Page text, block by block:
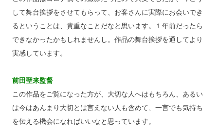
して舞台挨拶をさせてもらって、お客さんに実際にお会いでき
るということは、貴重なことだなと思います。１年前だったら
できなかったかもしれませんし。作品の舞台挨拶を通してより
実感しています。
前田聖来監督
この作品をご覧になった方が、大切な人へはもちろん、あるい
は今はあんまり大切とは言えない人も含めて、一言でも気持ち
を伝える機会になればいいなと思っています。